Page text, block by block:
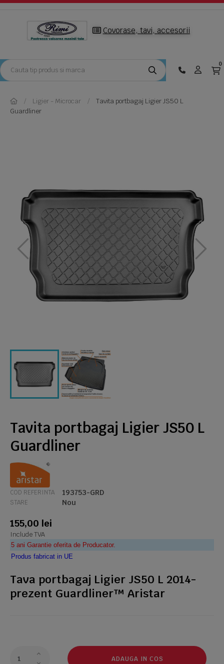
Covorase, tavi, accesorii
0
Ligier - Microcar
Tavita portbagaj Ligier JS50 L
Guardliner
Tavita portbagaj Ligier JS50 L
Guardliner
COD REFERINTA 193753-GRD
STARE Nou
155,00 lei
Include TVA
5 ani Garantie oferita de Producator.
Produs fabricat in UE
Tava portbagaj Ligier JS50 L 2014-
prezent Guardliner™ Aristar
ADAUGA IN COS